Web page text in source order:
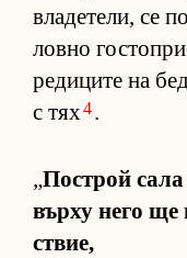
вла­де­те­ли, се
ловно
ре­ди­ците на
с тях4.
„Пос­т­рой
върху него
с­твие,